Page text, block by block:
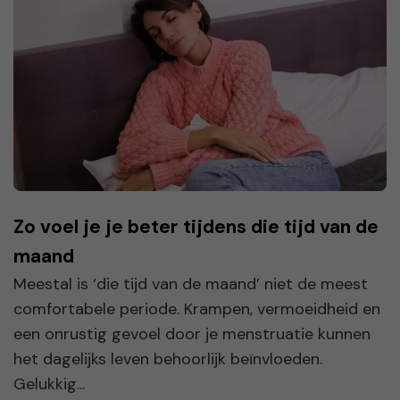
Zo voel je je beter tijdens die tijd van de
maand
Meestal is ‘die tijd van de maand’ niet de meest
comfortabele periode. Krampen, vermoeidheid en
een onrustig gevoel door je menstruatie kunnen
het dagelijks leven behoorlijk beïnvloeden.
Gelukkig...